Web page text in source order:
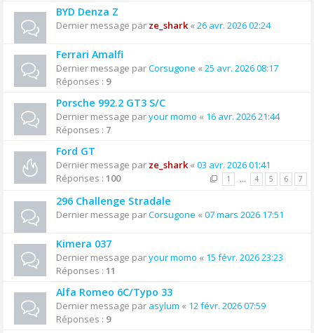
BYD Denza Z
Dernier message par ze_shark« 26 avr. 2026 02:24
Ferrari Amalfi
Dernier message parCorsugone « 25 avr. 2026 08:17
Réponses : 9
Porsche 992.2 GT3 S/C
Dernier message paryour momo « 16 avr. 2026 21:44
Réponses : 7
Ford GT
Dernier message par ze_shark« 03 avr. 2026 01:41
Réponses : 100 1 … 4 5 6 7
296 Challenge Stradale
Dernier message parCorsugone « 07 mars 2026 17:51
Kimera 037
Dernier message paryour momo « 15 févr. 2026 23:23
Réponses : 11
Alfa Romeo 6C/Typo 33
Dernier message par asylum « 12 févr. 2026 07:59
Réponses : 9